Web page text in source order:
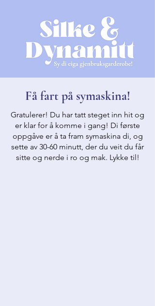
Få fart på symaskina!
Gratulerer! Du har tatt steget inn hit og
er klar for å komme i gang! Di første
oppgåve er å ta fram symaskina di, og
sette av 30-60 minutt, der du veit du får
sitte og nerde i ro og mak. Lykke til!